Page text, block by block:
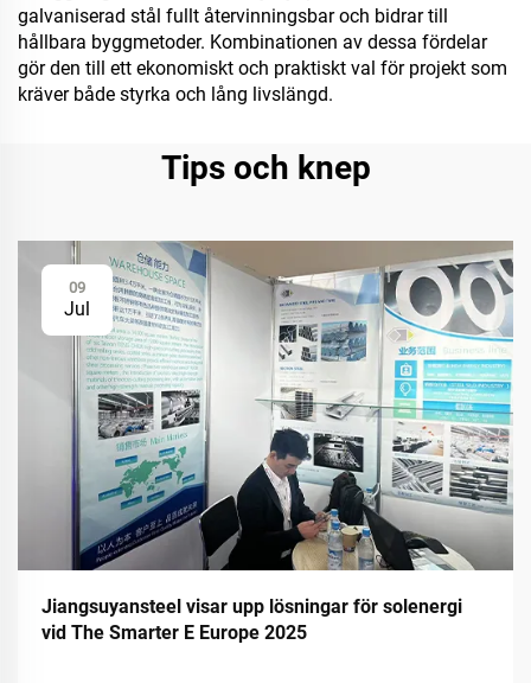
galvaniserad stål fullt återvinningsbar och bidrar till
hållbara byggmetoder. Kombinationen av dessa fördelar
gör den till ett ekonomiskt och praktiskt val för projekt som
kräver både styrka och lång livslängd.
Tips och knep
09
Jul
Jiangsuyansteel visar upp lösningar för solenergi
vid The Smarter E Europe 2025